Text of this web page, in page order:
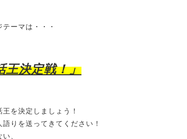
ーマは・・・
王決定戦！」
を決定しましょう！
りを送ってきてください！
、